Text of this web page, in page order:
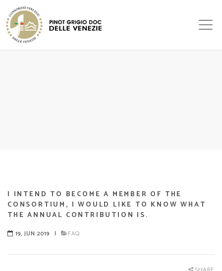
I INTEND TO BECOME A MEMBER OF THE
CONSORTIUM, I WOULD LIKE TO KNOW WHAT
THE ANNUAL CONTRIBUTION IS.
19, JUN 2019 | FAQ
SHARE